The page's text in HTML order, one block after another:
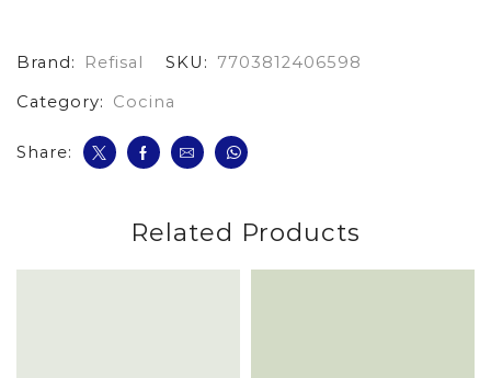
Y
cantidad
Brand: Refisal SKU:
7703812406598
Category:
Cocina
Share:
Related Products